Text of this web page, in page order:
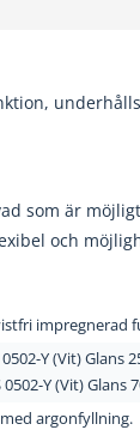
som är
och
impregnerad
0502-Y (Vit) Glans
Y(Vit)Glans
argonfyllning.